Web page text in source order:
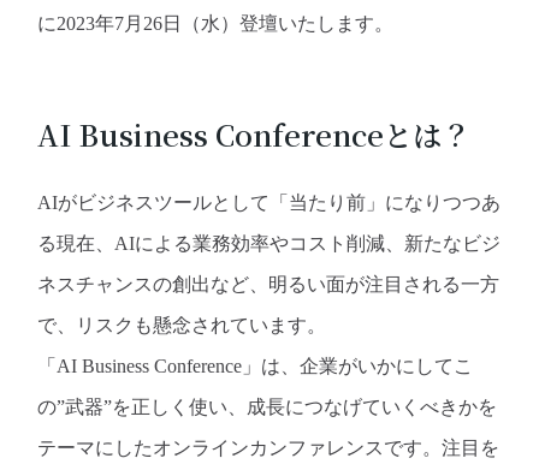
に2023年7月26日（水）登壇いたします。
AI Business Conferenceとは？
AIがビジネスツールとして「当たり前」になりつつあ
る現在、AIによる業務効率やコスト削減、新たなビジ
ネスチャンスの創出など、明るい面が注目される一方
で、リスクも懸念されています。
「AI Business Conference」は、企業がいかにしてこ
の”武器”を正しく使い、成長につなげていくべきかを
テーマにしたオンラインカンファレンスです。注目を